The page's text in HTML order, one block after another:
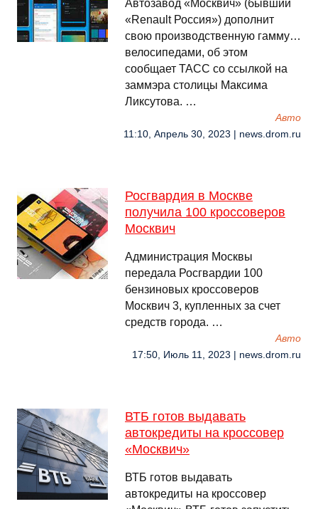
Автозавод «Москвич» (бывший
«Renault Россия») дополнит
свою производственную гамму…
велосипедами, об этом
сообщает ТАСС со ссылкой на
заммэра столицы Максима
Ликсутова. …
Авто
11:10, Апрель 30, 2023 | news.drom.ru
Росгвардия в Москве
получила 100 кроссоверов
Москвич
Администрация Москвы
передала Росгвардии 100
бензиновых кроссоверов
Москвич 3, купленных за счет
средств города. …
Авто
17:50, Июль 11, 2023 | news.drom.ru
ВТБ готов выдавать
автокредиты на кроссовер
«Москвич»
ВТБ готов выдавать
автокредиты на кроссовер